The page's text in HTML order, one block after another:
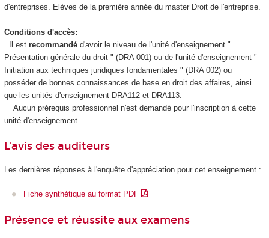
d'entreprises. Elèves de la première année du master Droit de l'entreprise.
Conditions d'accès:
Il est recommandé d'avoir le niveau de l'unité d'enseignement"
Présentation générale du droit " (DRA 001) ou de l'unité d'enseignement"
Initiation aux techniques juridiques fondamentales " (DRA 002) ou
posséder de bonnes connaissances de base en droit des affaires, ainsi
que les unités d'enseignementDRA112 et DRA113.
Aucun prérequis professionnel n'est demandé pour l'inscription à cette
unité d'enseignement.
L'avis des auditeurs
Les dernières réponses à l'enquête d'appréciation pour cet enseignement :
Fiche synthétique au format PDF
Présence et réussite aux examens